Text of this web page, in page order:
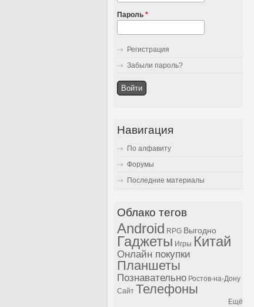
Пароль *
Регистрация
Забыли пароль?
Навигация
По алфавиту
Форумы
Последние материалы
Облако тегов
Android RPG Выгодно
Гаджеты Игры Китай
Онлайн покупки
Планшеты
Познавательно Ростов-на-Дону
Сайт Телефоны
Ещё